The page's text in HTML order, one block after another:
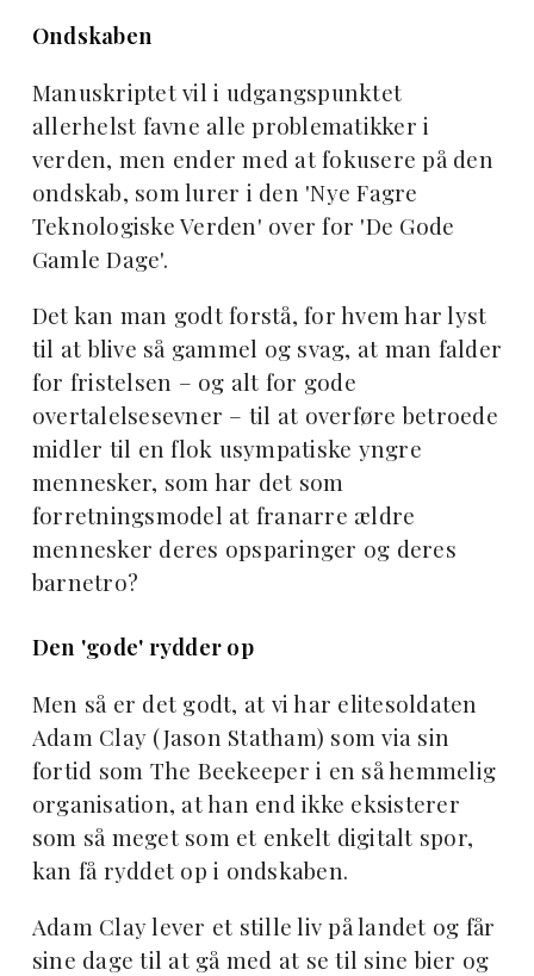
Ondskaben
Manuskriptet vil i udgangspunktet
allerhelst favne alle problematikker i
verden, men ender med at fokusere på den
ondskab, som lurer i den 'Nye Fagre
Teknologiske Verden' over for 'De Gode
Gamle Dage'.
Det kan man godt forstå, for hvem har lyst
til at blive så gammel og svag, at man falder
for fristelsen – og alt for gode
overtalelsesevner – til at overføre betroede
midler til en flok usympatiske yngre
mennesker, som har det som
forretningsmodel at franarre ældre
mennesker deres opsparinger og deres
barnetro?
Den 'gode' rydder op
Men så er det godt, at vi har elitesoldaten
Adam Clay (Jason Statham) som via sin
fortid som The Beekeeper i en så hemmelig
organisation, at han end ikke eksisterer
som så meget som et enkelt digitalt spor,
kan få ryddet op i ondskaben.
Adam Clay lever et stille liv på landet og får
sine dage til at gå med at se til sine bier og